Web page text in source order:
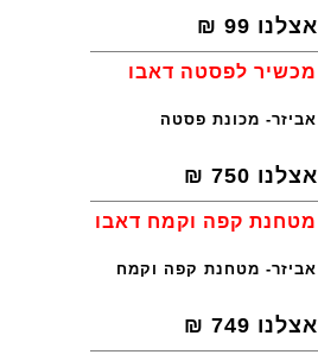
אצלנו 99
₪
מכשיר לפסטה דאבו
אביזר- מכונת פסטה
אצלנו 750
₪
מטחנת קפה וקמח דאבו
אביזר- מטחנת קפה וקמח
אצלנו 749
₪